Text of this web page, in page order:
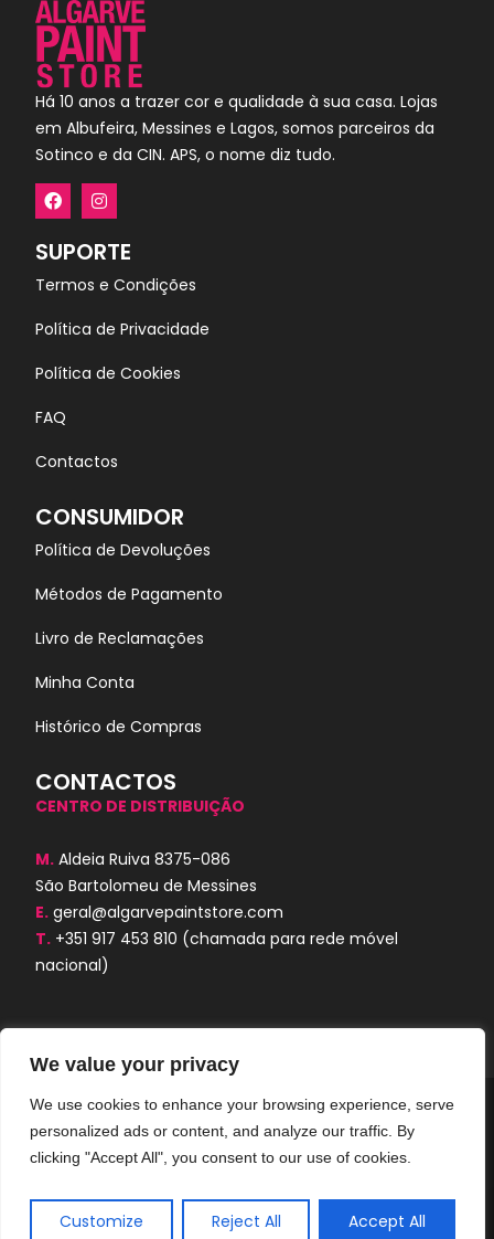
We value your privacy
We use cookies to enhance your browsing experience, serve
personalized ads or content, and analyze our traffic. By
clicking "Accept All", you consent to our use of cookies.
Customize Reject All Accept All
Há 10 anos a trazer cor e qualidade à sua casa. Lojas
em Albufeira, Messines e Lagos, somos parceiros da
Sotinco e da CIN. APS, o nome diz tudo.
SUPORTE
Termos e Condições
Política de Privacidade
Política de Cookies
FAQ
Contactos
CONSUMIDOR
Política de Devoluções
Métodos de Pagamento
Livro de Reclamações
Minha Conta
Histórico de Compras
CONTACTOS
CENTRO DE DISTRIBUIÇÃO
M. Aldeia Ruiva 8375-086
São Bartolomeu de Messines
E. geral@algarvepaintstore.com
T. +351 917 453 810 (chamada para rede móvel
nacional)
Algarve Paint Store © 2024. Todos os
direitos reservados. Desenvolvido por
AORUBRO.PT